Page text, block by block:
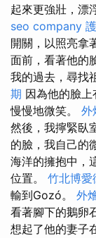
起來更強壯，漂
seo company
開關，以照亮拿
面前，看著他的
我的過去，尋找
期 因為他的臉
慢慢地微笑。 外
然後，我擰緊臥
的臉，我自己的
海洋的擁抱中，
位置。 竹北博愛
輸到Gozó。 外
看著腳下的鵝卵
想起了他的妻子